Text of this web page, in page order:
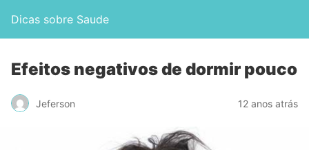
Dicas sobre Saude
Efeitos negativos de dormir pouco
Jeferson 12 anos atrás